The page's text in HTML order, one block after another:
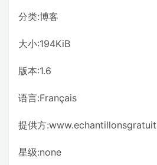
分类:博客
大小:194KiB
版本:1.6
语言:Français
提供方
星级:none